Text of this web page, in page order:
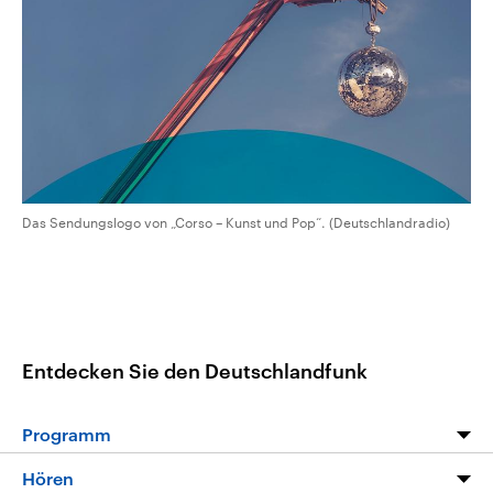
Wahlprogramme, aktuelle Berichte
und Hintergründe zu den Parteien
und Kandidaten der anstehenden
aktuelle Weltgeschehen.
Programm Podcasts
Das Sendungslogo von „Corso – Kunst und Pop“. (Deutschlandradio)
Entdecken Sie den Deutschlandfunk
Programm
Programm
Hören